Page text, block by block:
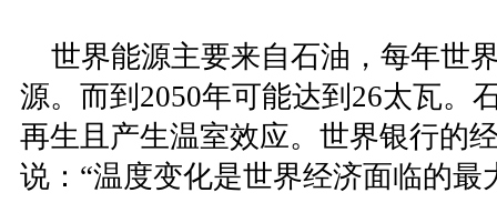
世界能源主要来自石油，每年世
源。而到2050年可能达到26太瓦。
再生且产生温室效应。世界银行的
说：“温度变化是世界经济面临的最